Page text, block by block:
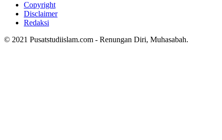
Copyright
Disclaimer
Redaksi
© 2021 Pusatstudiislam.com - Renungan Diri, Muhasabah.